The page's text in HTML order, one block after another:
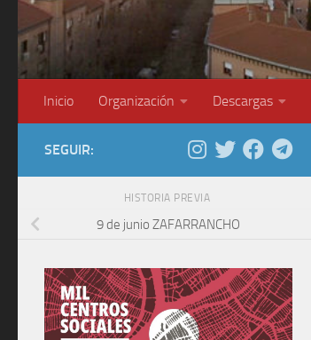
Inicio Organización Descargas
SEGUIR:
HISTORIA PREVIA
9 de junio ZAFARRANCHO